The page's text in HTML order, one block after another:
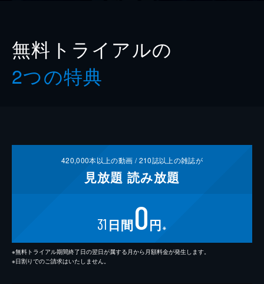
無料トライアルの
2つの特典
420,000本以上の動画 /210誌以上の雑誌が
見放題 読み放題
31 日間0円 ※
※無料トライアル期間終了日の翌日が属する月から月額料金が発生します。
※日割りでのご請求はいたしません。